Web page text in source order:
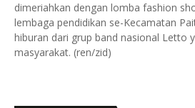
dimeriahkan dengan lomba fashion
lembaga pendidikan se-Kecamatan
hiburan dari grup band nasional Letto
masyarakat. (ren/zid)